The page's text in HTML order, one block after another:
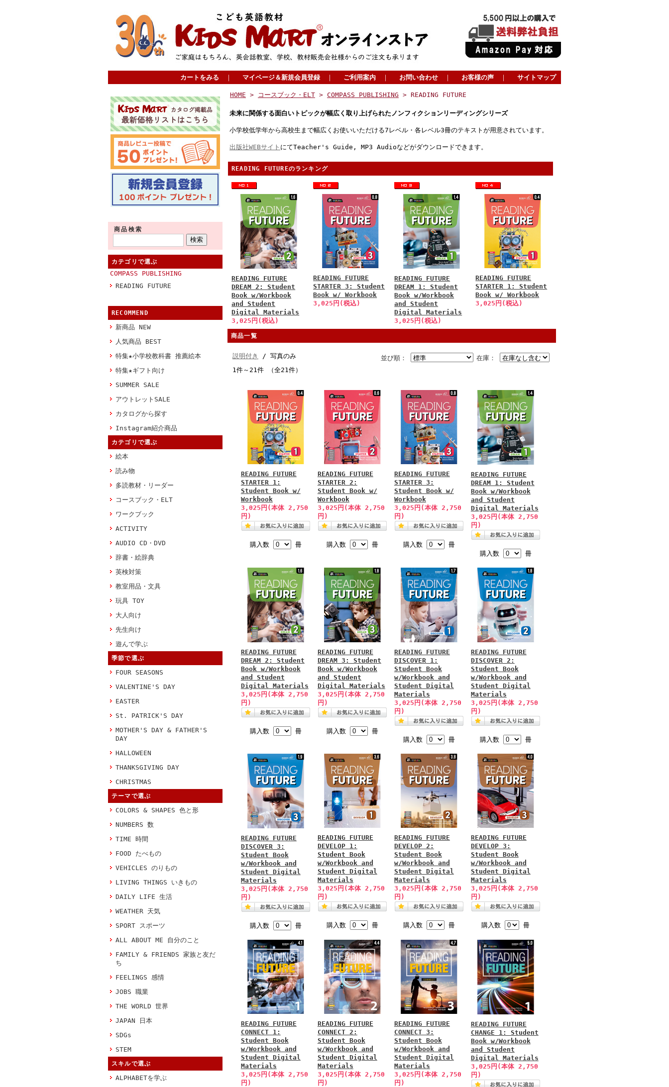
カートをみる ｜ マイページ＆新規会員登録 ｜ ご利用案内 ｜ お問い合わせ ｜ お客様の声 ｜ サイトマップ
商品検索
カテゴリで選ぶ
COMPASS PUBLISHING
READING FUTURE
RECOMMEND
新商品 NEW
人気商品 BEST
特集★小学校教科書 推薦絵本
特集★ギフト向け
SUMMER SALE
アウトレットSALE
カタログから探す
Instagram紹介商品
カテゴリで選ぶ
絵本
読み物
多読教材・リーダー
コースブック・ELT
ワークブック
ACTIVITY
AUDIO CD・DVD
辞書・絵辞典
英検対策
教室用品・文具
玩具 TOY
大人向け
先生向け
遊んで学ぶ
季節で選ぶ
FOUR SEASONS
VALENTINE'S DAY
EASTER
St. PATRICK'S DAY
MOTHER'S DAY & FATHER'S
DAY
HALLOWEEN
THANKSGIVING DAY
CHRISTMAS
テーマで選ぶ
COLORS & SHAPES 色と形
NUMBERS 数
TIME 時間
FOOD たべもの
VEHICLES のりもの
LIVING THINGS いきもの
DAILY LIFE 生活
WEATHER 天気
SPORT スポーツ
ALL ABOUT ME 自分のこと
FAMILY & FRIENDS 家族と友だ
ち
FEELINGS 感情
JOBS 職業
THE WORLD 世界
JAPAN 日本
SDGs
STEM
スキルで選ぶ
ALPHABETを学ぶ
HOME > コースブック・ELT > COMPASS PUBLISHING > READING FUTURE
未来に関係する面白いトピックが幅広く取り上げられたノンフィクションリーディングシリーズ
小学校低学年から高校生まで幅広くお使いいただける7レベル・各レベル3冊のテキストが用意されています。
出版社WEBサイト にてTeacher's Guide, MP3 Audioなどがダウンロードできます。
READING FUTUREのランキング
READING FUTURE
DREAM 2: Student
Book w/Workbook
and Student
Digital Materials
3,025円(税込)
READING FUTURE
STARTER 3: Student
Book w/ Workbook
3,025円(税込)
READING FUTURE
DREAM 1: Student
Book w/Workbook
and Student
Digital Materials
3,025円(税込)
READING FUTURE
STARTER 1: Student
Book w/ Workbook
3,025円(税込)
商品一覧
在庫：
並び順：
説明付き
/ 写真のみ
1件～21件 （全21件）
READING FUTURE
STARTER 1:
Student Book w/
Workbook
3,025円(本体 2,750
円)
購入数 冊
READING FUTURE
STARTER 2:
Student Book w/
Workbook
3,025円(本体 2,750
円)
購入数 冊
READING FUTURE
STARTER 3:
Student Book w/
Workbook
3,025円(本体 2,750
円)
購入数 冊
READING FUTURE
DREAM 1: Student
Book w/Workbook
and Student
Digital Materials
3,025円(本体 2,750
円)
購入数 冊
READING FUTURE
DREAM 2: Student
Book w/Workbook
and Student
Digital Materials
3,025円(本体 2,750
円)
購入数 冊
READING FUTURE
DREAM 3: Student
Book w/Workbook
and Student
Digital Materials
3,025円(本体 2,750
円)
購入数 冊
READING FUTURE
DISCOVER 1:
Student Book
w/Workbook and
Student Digital
Materials
3,025円(本体 2,750
円)
購入数 冊
READING FUTURE
DISCOVER 2:
Student Book
w/Workbook and
Student Digital
Materials
3,025円(本体 2,750
円)
購入数 冊
READING FUTURE
DISCOVER 3:
Student Book
w/Workbook and
Student Digital
Materials
3,025円(本体 2,750
円)
購入数 冊
READING FUTURE
DEVELOP 1:
Student Book
w/Workbook and
Student Digital
Materials
3,025円(本体 2,750
円)
購入数 冊
READING FUTURE
DEVELOP 2:
Student Book
w/Workbook and
Student Digital
Materials
3,025円(本体 2,750
円)
購入数 冊
READING FUTURE
DEVELOP 3:
Student Book
w/Workbook and
Student Digital
Materials
3,025円(本体 2,750
円)
購入数 冊
READING FUTURE
CONNECT 1:
Student Book
w/Workbook and
Student Digital
Materials
3,025円(本体 2,750
円)
READING FUTURE
CONNECT 2:
Student Book
w/Workbook and
Student Digital
Materials
3,025円(本体 2,750
円)
READING FUTURE
CONNECT 3:
Student Book
w/Workbook and
Student Digital
Materials
3,025円(本体 2,750
円)
READING FUTURE
CHANGE 1: Student
Book w/Workbook
and Student
Digital Materials
3,025円(本体 2,750
円)